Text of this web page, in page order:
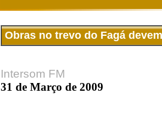
Obras no trevo do Fagá
Intersom FM
31 de Março de 2009